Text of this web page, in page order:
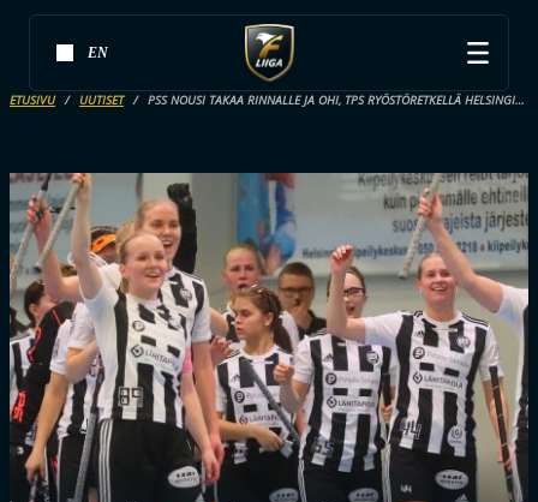
EN
ETUSIVU UUTISET PSS NOUSI TAKAA RINNALLE JA OHI, TPS RYÖSTÖRETKELLÄ HELSINGISSÄ